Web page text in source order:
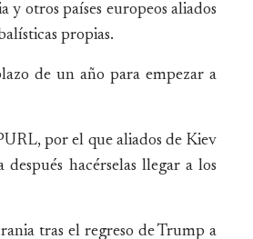
y otros países europeos aliados
propias.
de un año para empezar a
por el que aliados de Kiev
hacérselas llegar a los
tras el regreso de Trump a